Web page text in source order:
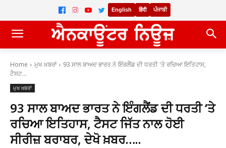
English हिंदी ਪੰਜਾਬੀ
Home ਮੁਖ ਖ਼ਬਰਾਂ
93 ਸਾਲ ਬਾਅਦ ਭਾਰਤ ਨੇ ਇੰਗਲੈਂਡ ਦੀ ਧਰਤੀ 'ਤੇ ਰਚਿਆ ਇਤਿਹਾਸ,
ਟੈਸਟ...
ਮੁਖ ਖ਼ਬਰਾਂ
93 ਸਾਲ ਬਾਅਦ ਭਾਰਤ ਨੇ ਇੰਗਲੈਂਡ ਦੀ ਧਰਤੀ ‘ਤੇ
ਰਚਿਆ ਇਤਿਹਾਸ, ਟੈਸਟ ਜਿੱਤ ਨਾਲ ਹੋਈ
ਸੀਰੀਜ਼ ਬਰਾਬਰ, ਦੇਖੋ ਖ਼ਬਰ…..